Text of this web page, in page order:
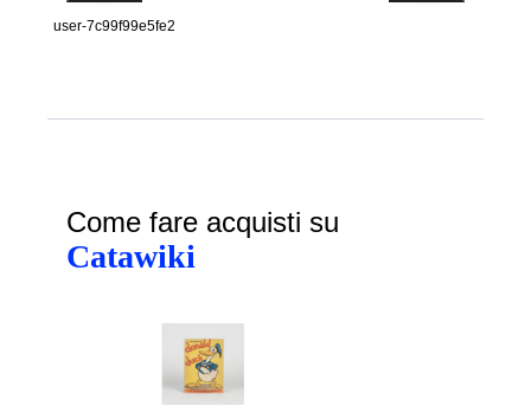
user-7c99f99e5fe2
Come fare acquisti su
Catawiki